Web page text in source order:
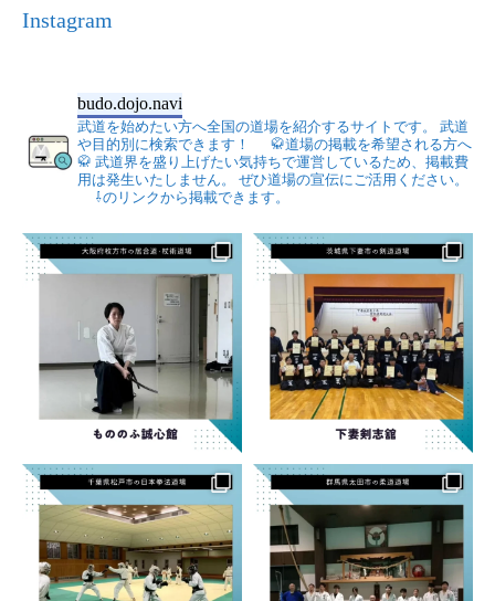
Instagram
budo.dojo.navi
武道を始めたい方へ全国の道場を紹介するサイトです。
武道
や目的別に検索できます！
🥋道場の掲載を希望される方へ
🥋 武道界を盛り上げたい気持ちで運営しているため、掲載費
用は発生いたしません。
ぜひ道場の宣伝にご活用ください。
⇩のリンクから掲載できます。